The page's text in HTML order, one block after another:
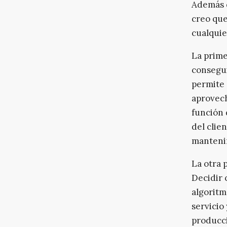
creo
La
permite
función
del
La otra
Decidir
servicio